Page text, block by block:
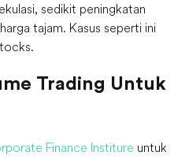
sedikit peningkatan
tajam. Kasus seperti ini
Trading Untuk
Finance Institure untuk